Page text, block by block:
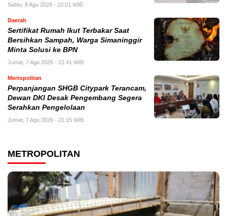
Sabtu, 8 Agu 2026 - 10:01 WIB
Daerah
Sertifikat Rumah Ikut Terbakar Saat
Bersihkan Sampah, Warga Simaninggir
Minta Solusi ke BPN
Jumat, 7 Agu 2026 - 21:41 WIB
Mertopolitan
Perpanjangan SHGB Citypark Terancam,
Dewan DKI Desak Pengembang Segera
Serahkan Pengelolaan
Jumat, 7 Agu 2026 - 21:15 WIB
METROPOLITAN